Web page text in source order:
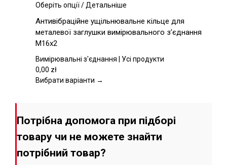
Оберіть опціїЦей
має
кілька
Параметри
вибрати
/Детальніше
Антивібраційне ущільнювальне кільце для
металевої заглушки вимірювального з’єднання
M16x2
Вимірювальні з'єднання | Усі продукти
0,00 zł
Вибрати варіанти →
Потрібна допомога при підборі
товару чи не можете знайти
потрібний товар?